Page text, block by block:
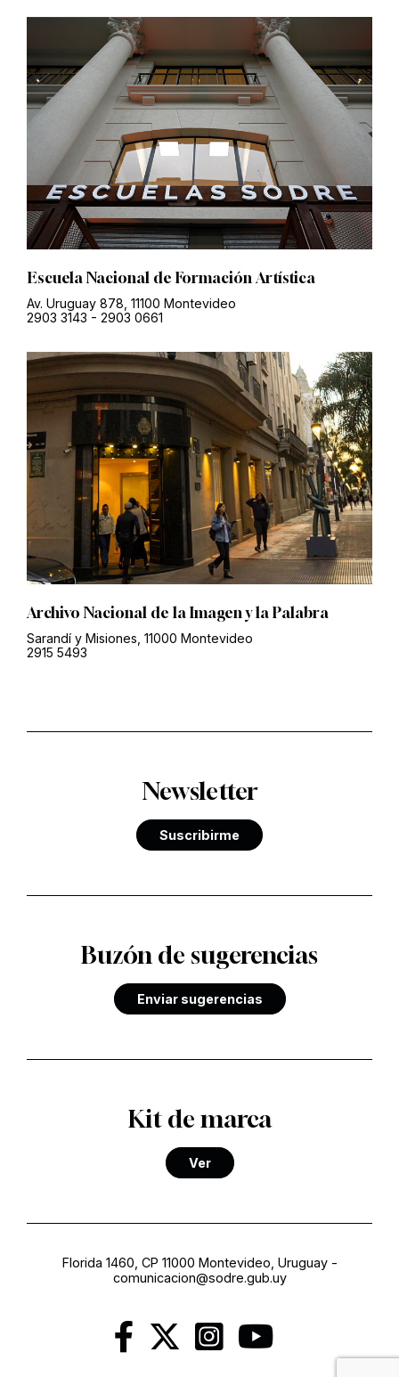
Escuela Nacional de Formación Artística
Av. Uruguay 878, 11100 Montevideo
2903 3143 - 2903 0661
Archivo Nacional de la Imagen y la Palabra
Sarandí y Misiones, 11000 Montevideo
2915 5493
Newsletter
Suscribirme
Buzón de sugerencias
Enviar sugerencias
Kit de marca
Ver
Florida 1460, CP 11000 Montevideo, Uruguay-
comunicacion@sodre.gub.uy